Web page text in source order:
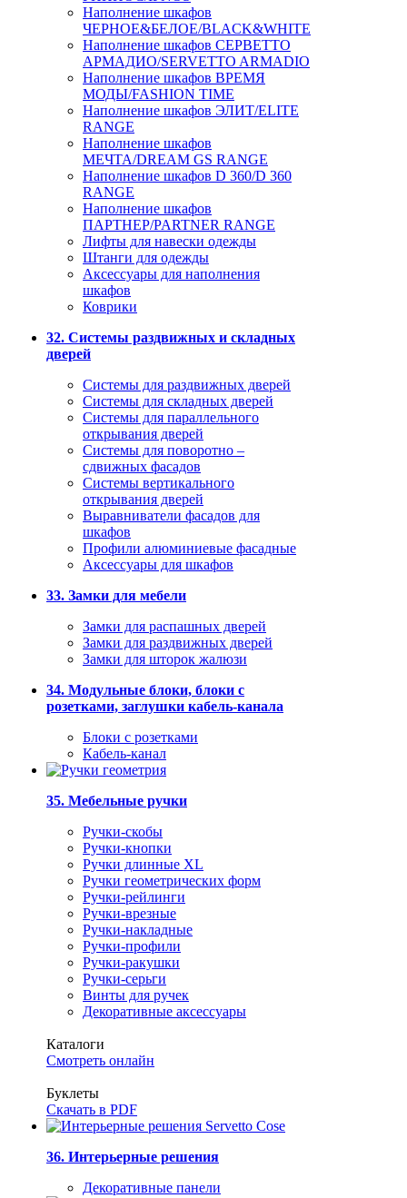
Наполнение шкафов
ЧЕРНОЕ&БЕЛОЕ/BLACK&WHITE
Наполнение шкафов СЕРВЕТТО
АРМАДИО/SERVETTO ARMADIO
Наполнение шкафов ВРЕМЯ
МОДЫ/FASHION TIME
Наполнение шкафов ЭЛИТ/ELITE
RANGE
Наполнение шкафов
МЕЧТА/DREAM GS RANGE
Наполнение шкафов D 360/D 360
RANGE
Наполнение шкафов
ПАРТНЕР/PARTNER RANGE
Лифты для навески одежды
Штанги для одежды
Аксессуары для наполнения
шкафов
Коврики
32. Системы раздвижных и складных
дверей
Системы для раздвижных дверей
Системы для складных дверей
Системы для параллельного
открывания дверей
Системы для поворотно –
сдвижных фасадов
Системы вертикального
открывания дверей
Выравниватели фасадов для
шкафов
Профили алюминиевые фасадные
Аксессуары для шкафов
33. Замки для мебели
Замки для распашных дверей
Замки для раздвижных дверей
Замки для шторок жалюзи
34. Модульные блоки, блоки с
розетками, заглушки кабель-канала
Блоки с розетками
Кабель-канал
35. Мебельные ручки
Ручки-скобы
Ручки-кнопки
Ручки длинные XL
Ручки геометрических форм
Ручки-рейлинги
Ручки-врезные
Ручки-накладные
Ручки-профили
Ручки-ракушки
Ручки-серьги
Винты для ручек
Декоративные аксессуары
Каталоги
Смотреть онлайн
Буклеты
Скачать в PDF
36. Интерьерные решения
Декоративные панели